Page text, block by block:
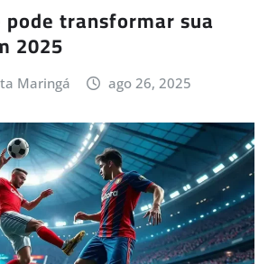
transformar sua
2025
Maringá ago 26, 2025